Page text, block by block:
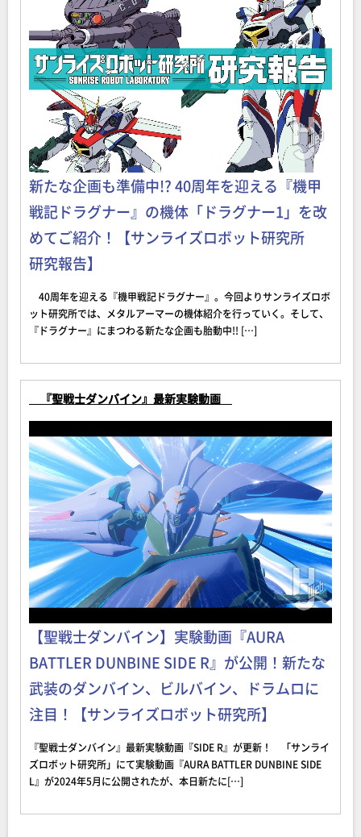
新たな企画も準備中!? 40周年を迎える『機甲
戦記ドラグナー』の機体「ドラグナー1」を改
めてご紹介！【サンライズロボット研究所
研究報告】
40周年を迎える『機甲戦記ドラグナー』。今回よりサンライズロボ
ット研究所では、メタルアーマーの機体紹介を行っていく。そして、
『ドラグナー』にまつわる新たな企画も胎動中!! […]
『聖戦士ダンバイン』最新実験動画
【聖戦士ダンバイン】実験動画『AURA
BATTLER DUNBINE SIDE R』が公開！新たな
武装のダンバイン、ビルバイン、ドラムロに
注目！【サンライズロボット研究所】
『聖戦士ダンバイン』最新実験動画『SIDE R』が更新！ 「サンライ
ズロボット研究所」にて実験動画『AURA BATTLER DUNBINE SIDE
L』が2024年5月に公開されたが、本日新たに[…]